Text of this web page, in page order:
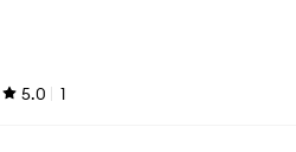
5.0 1